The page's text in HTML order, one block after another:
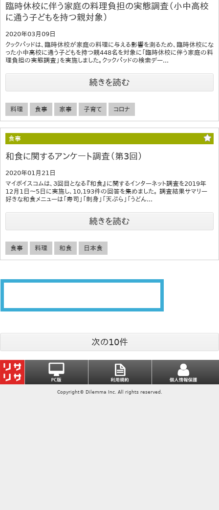
臨時休校に伴う家庭の料理負担の実態調査（小中高校
に通う子どもを持つ親対象）
2020年03月09日
クックパッドは、臨時休校が家庭の料理に与える影響を測るため、臨時休校にな
った小中高校に通う子どもを持つ親448名を対象に「臨時休校に伴う家庭の料
理負担の実態調査」を実施しました。クックパッドの検索デー...
続きを読む
料理 食事 家事 子育て コロナ
食事
和食に関するアンケート調査（第3回）
2020年01月21日
マイボイスコムは、３回目となる『和食』に関するインターネット調査を2019年
12月1日～5日に実施し、10,193件の回答を集めました。 調査結果サマリー
好きな和食メニューは「寿司」「刺身」「天ぷら」「うどん...
続きを読む
食事 料理 和食 日本食
次の10件
Copyright© Dilemma Inc. All rights reserved.